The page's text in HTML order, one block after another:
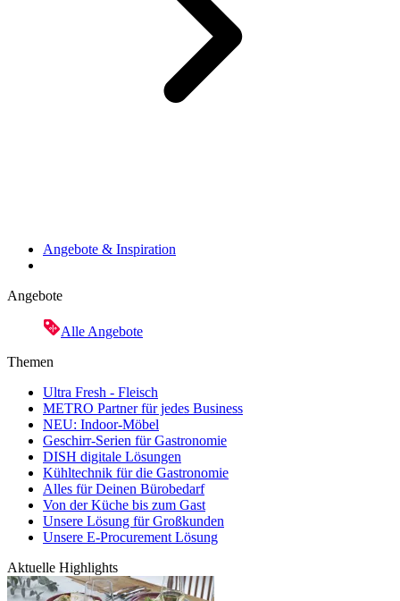
Angebote & Inspiration
Angebote
Alle Angebote
Themen
Ultra Fresh - Fleisch
METRO Partner für jedes Business
NEU: Indoor-Möbel
Geschirr-Serien für Gastronomie
DISH digitale Lösungen
Kühltechnik für die Gastronomie
Alles für Deinen Bürobedarf
Von der Küche bis zum Gast
Unsere Lösung für Großkunden
Unsere E-Procurement Lösung
Aktuelle Highlights